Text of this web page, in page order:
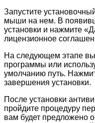
Запустите
мыши на нем. В
установки и нажмите
лицензионное
На следующем этапе
программы или
умолчанию путь.
завершения установки.
После установки
пройдите процедуру
вам будет предложено